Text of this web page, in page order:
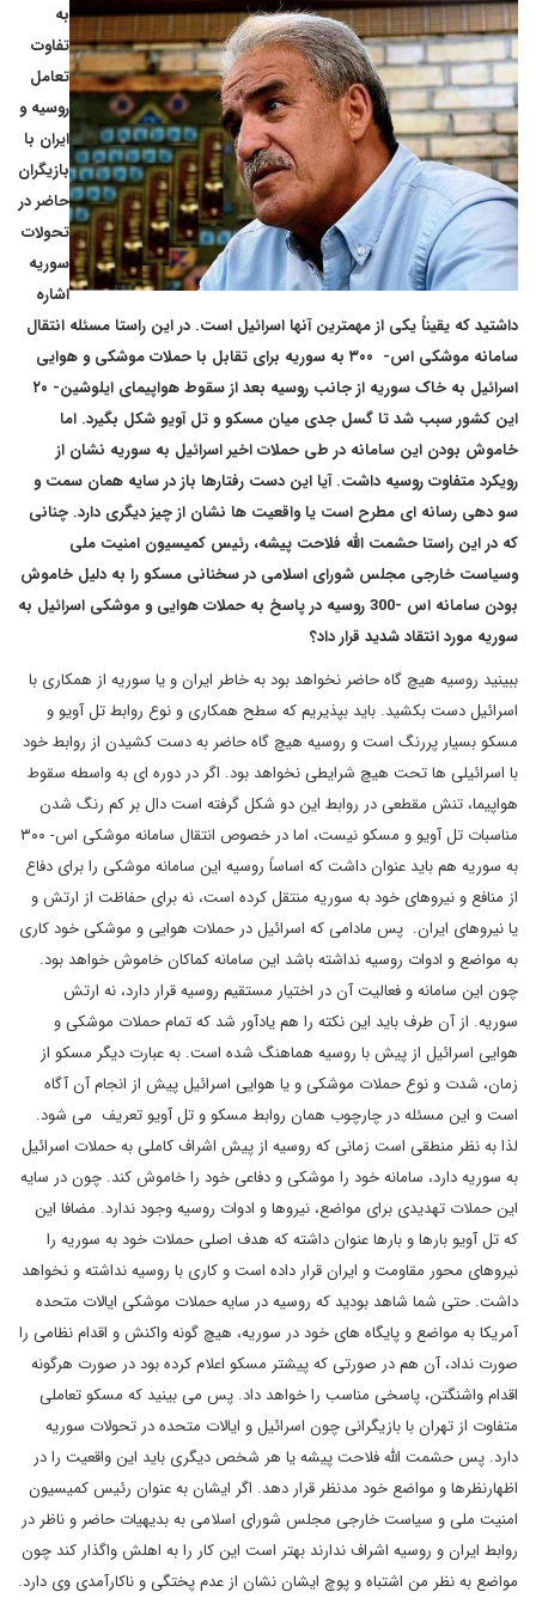
به
تفاوت
تعامل
روسیه و
ایران با
بازیگران
حاضر در
تحولات
سوریه
اشاره
داشتید که یقیناً یکی از مهمترین آنها اسرائیل است. در این راستا مسئله انتقال
سامانه موشکی اس- ۳۰۰ به سوریه برای تقابل با حملات موشکی و هوایی
اسرائیل به خاک سوریه از جانب روسیه بعد از سقوط هواپیمای ایلوشین- ۲۰
این کشور سبب شد تا گسل جدی میان مسکو و تل آویو شکل بگیرد. اما
خاموش بودن این سامانه در طی حملات اخیر اسرائیل به سوریه نشان از
رویکرد متفاوت روسیه داشت. آیا این دست رفتارها باز در سایه همان سمت و
سو دهی رسانه ای مطرح است یا واقعیت ها نشان از چیز دیگری دارد. چنانی
که در این راستا حشمت الله فلاحت پیشه، رئیس کمیسیون امنیت ملی
وسیاست خارجی مجلس شورای اسلامی در سخنانی مسکو را به دلیل خاموش
بودن سامانه اس -300 روسیه در پاسخ به حملات هوایی و موشکی اسرائیل به
سوریه مورد انتقاد شدید قرار داد؟
ببینید روسیه هیچ گاه حاضر نخواهد بود به خاطر ایران و یا سوریه از همکاری با
اسرائیل دست بکشید. باید بپذیریم که سطح همکاری و نوع روابط تل آویو و
مسکو بسیار پررنگ است و روسیه هیچ گاه حاضر به دست کشیدن از روابط خود
با اسرائیلی ها تحت هیچ شرایطی نخواهد بود. اگر در دوره ای به واسطه سقوط
هواپیما، تنش مقطعی در روابط این دو شکل گرفته است دال بر کم رنگ شدن
مناسبات تل آویو و مسکو نیست، اما در خصوص انتقال سامانه موشکی اس- ۳۰۰
به سوریه هم باید عنوان داشت که اساساً روسیه این سامانه موشکی را برای دفاع
از منافع و نیروهای خود به سوریه منتقل کرده است، نه برای حفاظت از ارتش و
یا نیروهای ایران. پس مادامی که اسرائیل در حملات هوایی و موشکی خود کاری
به مواضع و ادوات روسیه نداشته باشد این سامانه کماکان خاموش خواهد بود.
چون این سامانه و فعالیت آن در اختیار مستقیم روسیه قرار دارد، نه ارتش
سوریه. از آن طرف باید این نکته را هم یادآور شد که تمام حملات موشکی و
هوایی اسرائیل از پیش با روسیه هماهنگ شده است. به عبارت دیگر مسکو از
زمان، شدت و نوع حملات موشکی و یا هوایی اسرائیل پیش از انجام آن آگاه
است و این مسئله در چارچوب همان روابط مسکو و تل آویو تعریف می شود.
لذا به نظر منطقی است زمانی که روسیه از پیش اشراف کاملی به حملات اسرائیل
به سوریه دارد، سامانه خود را موشکی و دفاعی خود را خاموش کند. چون در سایه
این حملات تهدیدی برای مواضع، نیروها و ادوات روسیه وجود ندارد. مضافا این
که تل آویو بارها و بارها عنوان داشته که هدف اصلی حملات خود به سوریه را
نیروهای محور مقاومت و ایران قرار داده است و کاری با روسیه نداشته و نخواهد
داشت. حتی شما شاهد بودید که روسیه در سایه حملات موشکی ایالات متحده
آمریکا به مواضع و پایگاه های خود در سوریه، هیچ گونه واکنش و اقدام نظامی را
صورت نداد، آن هم در صورتی که پیشتر مسکو اعلام کرده بود در صورت هرگونه
اقدام واشنگتن، پاسخی مناسب را خواهد داد. پس می بینید که مسکو تعاملی
متفاوت از تهران با بازیگرانی چون اسرائیل و ایالات متحده در تحولات سوریه
دارد. پس حشمت الله فلاحت پیشه یا هر شخص دیگری باید این واقعیت را در
اظهارنظرها و مواضع خود مدنظر قرار دهد. اگر ایشان به عنوان رئیس کمیسیون
امنیت ملی و سیاست خارجی مجلس شورای اسلامی به بدیهیات حاضر و ناظر در
روابط ایران و روسیه اشراف ندارند بهتر است این کار را به اهلش واگذار کند چون
مواضع به نظر من اشتباه و پوچ ایشان نشان از عدم پختگی و ناکارآمدی وی دارد.